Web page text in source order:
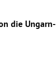
die Ungarn-